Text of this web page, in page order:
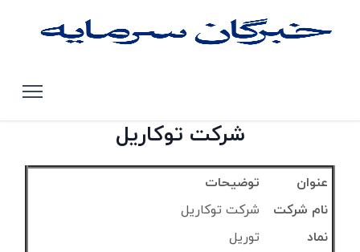
شرکت توکاریل
عنوان
توضیحات
نام شرکت
شرکت توکاریل
نماد
توریل